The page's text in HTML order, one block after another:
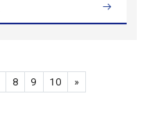
8 9 10 »